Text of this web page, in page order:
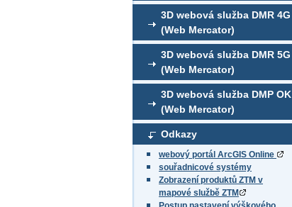
3D webová služba DMR 4G
(Web Mercator)
3D webová služba DMR 5G
(Web Mercator)
3D webová služba DMP OK
(Web Mercator)
Odkazy
webový portál ArcGIS Online
souřadnicové systémy
Zobrazení produktů ZTM v
mapové službě ZTM